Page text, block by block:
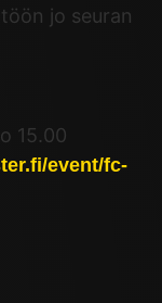
jo seuran
15.00
event/fc-